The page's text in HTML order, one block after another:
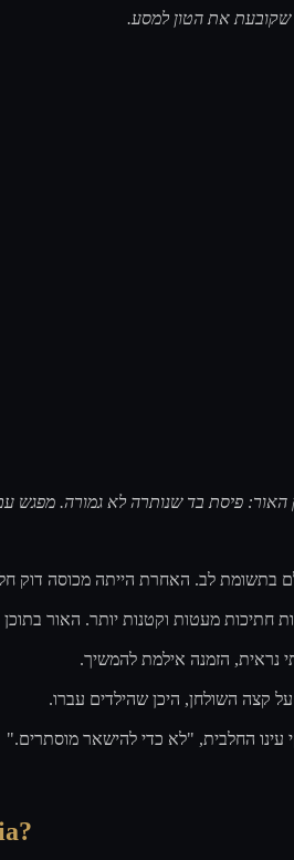
שקובעת את הטון למסע.
פיסת בד שנותרה לא גמורה. מפגש
בתשומת לב. האחרת הייתה מכוסה דוק
חתיכות מעטות וקטנות יותר. האור
נראית, הזמנה אילמת להמשיך.
קצה השולחן, היכן שהילדים עברו.
עינו החלבית, "לא כדי להישאר מוסתרים."